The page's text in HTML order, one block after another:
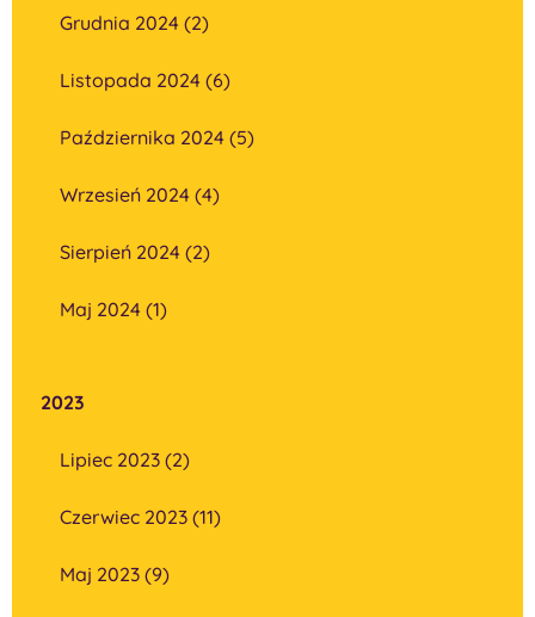
Grudnia 2024 (2)
Listopada 2024 (6)
Października 2024 (5)
Wrzesień 2024 (4)
Sierpień 2024 (2)
Maj 2024 (1)
2023
Lipiec 2023 (2)
Czerwiec 2023 (11)
Maj 2023 (9)